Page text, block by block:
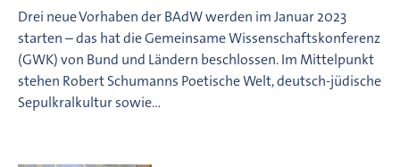
Drei neue Vorhaben der BAdW werden im Januar 2023
starten – das hat die Gemeinsame Wissenschaftskonferenz
(GWK) von Bund und Ländern beschlossen. Im Mittelpunkt
stehen Robert Schumanns Poetische Welt, deutsch-jüdische
Sepulkralkultur sowie…